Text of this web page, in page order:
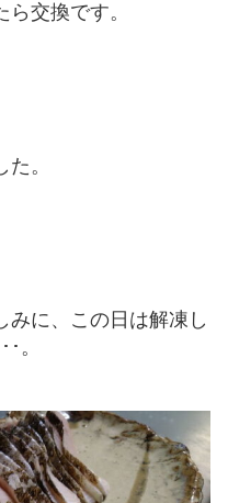
交換です。
。
みに、この日は解凍し
。